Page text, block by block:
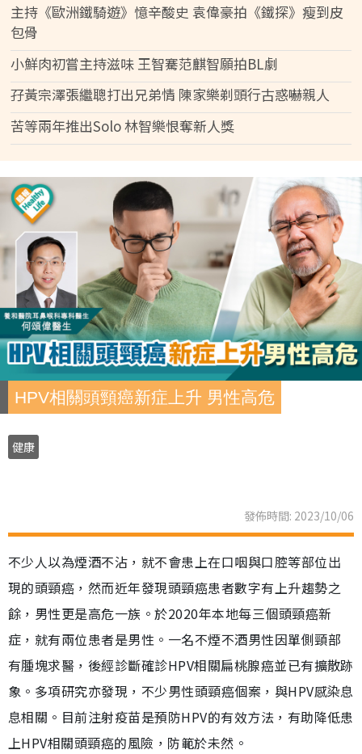
主持《歐洲鐵騎遊》憶辛酸史 袁偉豪拍《鐵探》瘦到皮
包骨
小鮮肉初嘗主持滋味 王智騫范麒智願拍BL劇
孖黃宗澤張繼聰打出兄弟情 陳家樂剃頭行古惑嚇親人
苦等兩年推出Solo 林智樂恨奪新人獎
HPV相關頭頸癌新症上升 男性高危
健康
發佈時間: 2023/10/06
不少人以為煙酒不沾，就不會患上在口咽與口腔等部位出
現的頭頸癌，然而近年發現頭頸癌患者數字有上升趨勢之
餘，男性更是高危一族。於2020年本地每三個頭頸癌新
症，就有兩位患者是男性。一名不煙不酒男性因單側頸部
有腫塊求醫，後經診斷確診HPV相關扁桃腺癌並已有擴散跡
象。多項研究亦發現，不少男性頭頸癌個案，與HPV感染息
息相關。目前注射疫苗是預防HPV的有效方法，有助降低患
上HPV相關頭頸癌的風險，防範於未然。